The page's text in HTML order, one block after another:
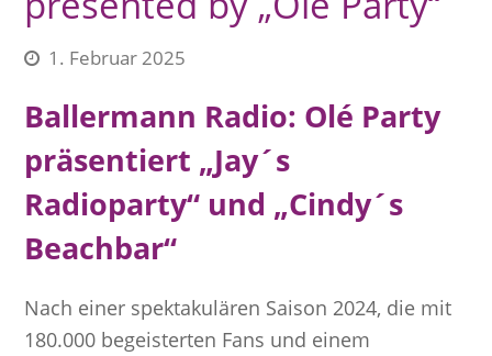
1. Februar 2025
Ballermann Radio: Olé Party
präsentiert „Jay´s
Radioparty“ und „Cindy´s
Beachbar“
Nach einer spektakulären Saison 2024, die mit
180.000 begeisterten Fans und einem